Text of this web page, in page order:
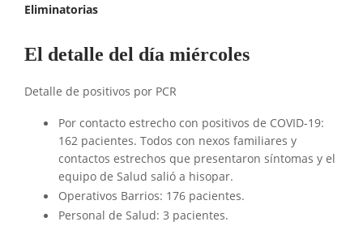
Eliminatorias
El detalle del día miércoles
Detalle de positivos por PCR
Por contacto estrecho con positivos de COVID-19:
162 pacientes. Todos con nexos familiares y
contactos estrechos que presentaron síntomas y el
equipo de Salud salió a hisopar.
Operativos Barrios: 176 pacientes.
Personal de Salud: 3 pacientes.